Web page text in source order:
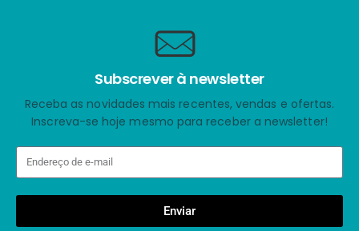
Subscrever à newsletter
Receba as novidades mais recentes, vendas e ofertas.
Inscreva-se hoje mesmo para receber a newsletter!
Enviar